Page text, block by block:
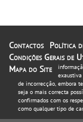
Contactos
Política
Condições Gerais de
Mapa do Site
de incorrecção, embora
seja o mais correcta
confirmados com os
como qualquer tipo de